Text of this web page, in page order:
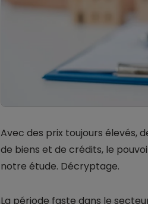
Avec des prix toujours élevés,
de biens et de crédits, le
notre étude. Décryptage.
La période faste dans le